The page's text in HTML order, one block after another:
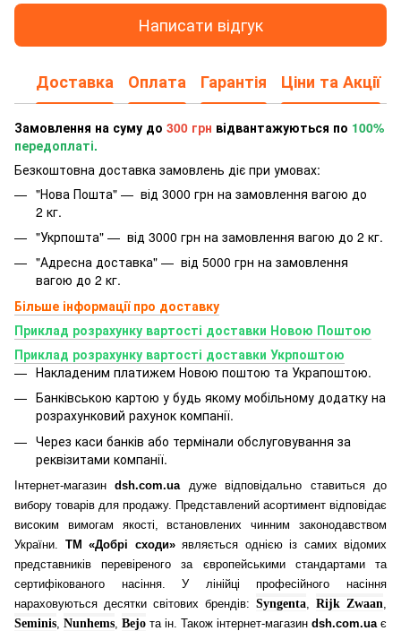
Написати відгук
Доставка Оплата Гарантія Ціни та Акції
Замовлення на суму до 300 грн відвантажуються по 100%
передоплаті.
Безкоштовна доставка замовлень діє при умовах:
"Нова Пошта" — від 3000 грн на замовлення вагою до
2 кг.
"Укрпошта" — від 3000 грн на замовлення вагою до 2 кг.
"Адресна доставка" — від 5000 грн на замовлення
вагою до 2 кг.
Більше інформації про доставку
Приклад розрахунку вартості доставки Новою Поштою
Приклад розрахунку вартості доставки Укрпоштою
Накладеним платижем Новою поштою та Украпоштою.
Банківською картою у будь якому мобільному додатку на
розрахунковий рахунок компанії.
Через каси банків або термінали обслуговування за
реквізитами компанії.
Інтернет-магазинdsh.com.ua дуже відповідально ставиться до
вибору товарів для продажу. Представлений асортимент відповідає
високим вимогам якості, встановлених чинним законодавством
України. ТМ «Добрі сходи»являється однією із самих відомих
представників перевіреного за європейськими стандартами та
сертифікованого насіння. У лінійці професійного насіння
нараховуються десятки світових брендів: Syngenta Rijk Zwaan
Seminis Nunhems Bejo та ін. Також інтернет-магазин dsh.com.ua є